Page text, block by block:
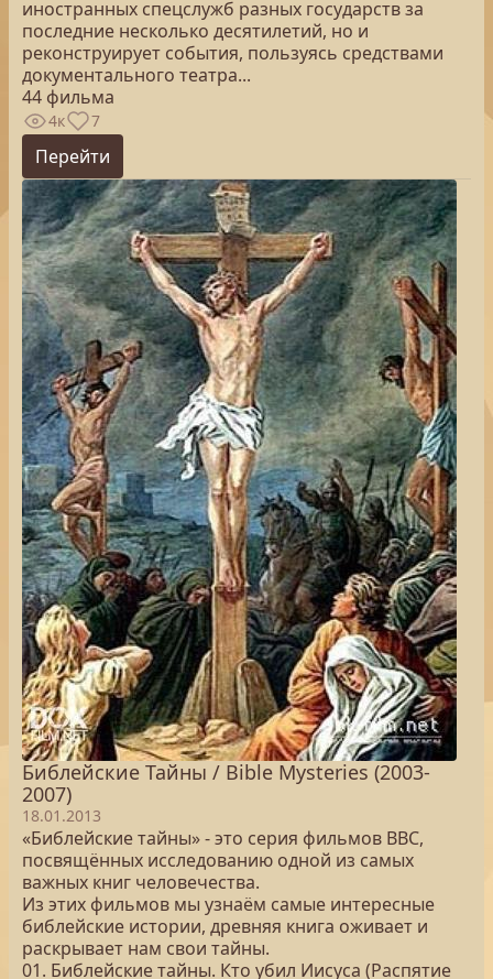
иностранных спецслужб разных государств за
последние несколько десятилетий, но и
реконструирует события, пользуясь средствами
документального театра...
44 фильма
4к 7
Перейти
Библейские Тайны / Bible Mysteries (2003-
2007)
18.01.2013
«Библейские тайны» - это серия фильмов BBC,
посвящённых исследованию одной из самых
важных книг человечества.
Из этих фильмов мы узнаём самые интересные
библейские истории, древняя книга оживает и
раскрывает нам свои тайны.
01. Библейские тайны. Кто убил Иисуса (Распятие